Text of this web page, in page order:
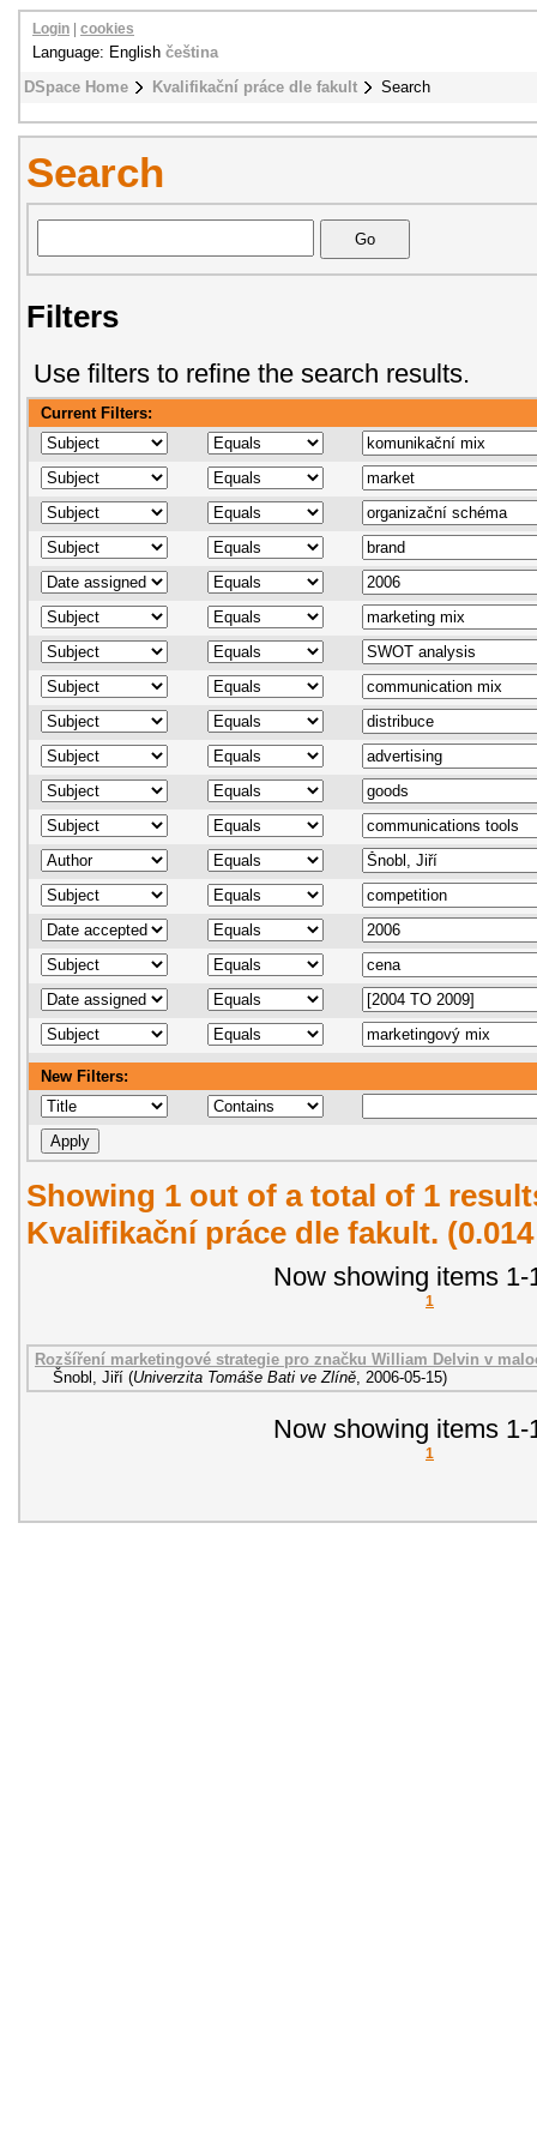
DSpace Home Kvalifikační práce dle fakult Search
Login cookies
Language: English čeština
Search
Filters
Use filters to refine the search results.
Current Filters:
New Filters:
Showing 1 out of a total of 1
Kvalifikační práce dle fakult.
Now showing items 1-
1
Rozšíření marketingové strategie pro značku William Delvin v
Šnobl, Jiří (Univerzita Tomáše Bati ve Zlíně 2006-05-15)
Now showing items 1-
1